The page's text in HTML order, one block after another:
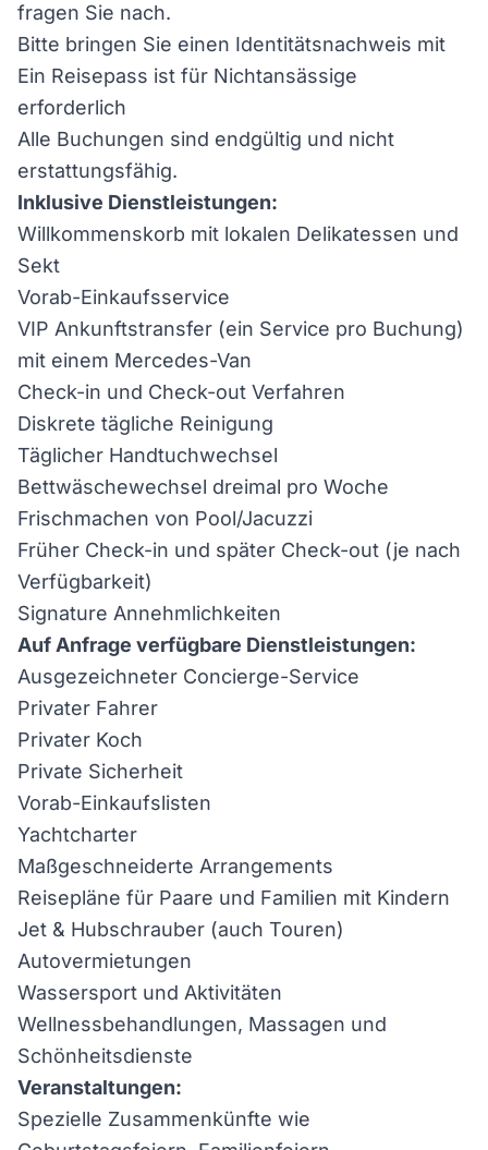
fragen Sie nach.
Bitte bringen Sie einen Identitätsnachweis mit
Ein Reisepass ist für Nichtansässige
erforderlich
Alle Buchungen sind endgültig und nicht
erstattungsfähig.
Inklusive Dienstleistungen:
Willkommenskorb mit lokalen Delikatessen und
Sekt
Vorab-Einkaufsservice
VIP Ankunftstransfer (ein Service pro Buchung)
mit einem Mercedes-Van
Check-in und Check-out Verfahren
Diskrete tägliche Reinigung
Täglicher Handtuchwechsel
Bettwäschewechsel dreimal pro Woche
Frischmachen von Pool/Jacuzzi
Früher Check-in und später Check-out (je nach
Verfügbarkeit)
Signature Annehmlichkeiten
Auf Anfrage verfügbare Dienstleistungen:
Ausgezeichneter Concierge-Service
Privater Fahrer
Privater Koch
Private Sicherheit
Vorab-Einkaufslisten
Yachtcharter
Maßgeschneiderte Arrangements
Reisepläne für Paare und Familien mit Kindern
Jet & Hubschrauber (auch Touren)
Autovermietungen
Wassersport und Aktivitäten
Wellnessbehandlungen, Massagen und
Schönheitsdienste
Veranstaltungen:
Spezielle Zusammenkünfte wie